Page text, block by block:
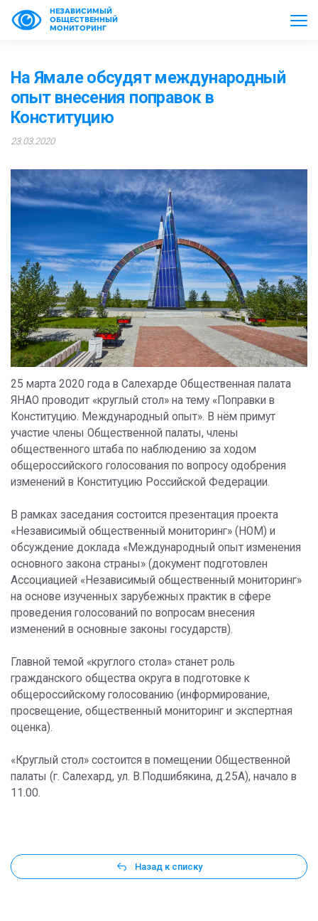
НЕЗАВИСИМЫЙ
ОБЩЕСТВЕННЫЙ
МОНИТОРИНГ
На Ямале обсудят международный
опыт внесения поправок в
Конституцию
23.03.2020
25 марта 2020 года в Салехарде Общественная палата
ЯНАО проводит «круглый стол» на тему «Поправки в
Конституцию. Международный опыт». В нём примут
участие члены Общественной палаты, члены
общественного штаба по наблюдению за ходом
общероссийского голосования по вопросу одобрения
изменений в Конституцию Российской Федерации.
В рамках заседания состоится презентация проекта
«Независимый общественный мониторинг» (НОМ) и
обсуждение доклада «Международный опыт изменения
основного закона страны» (документ подготовлен
Ассоциацией «Независимый общественный мониторинг»
на основе изученных зарубежных практик в сфере
проведения голосований по вопросам внесения
изменений в основные законы государств).
Главной темой «круглого стола» станет роль
гражданского общества округа в подготовке к
общероссийскому голосованию (информирование,
просвещение, общественный мониторинг и экспертная
оценка).
«Круглый стол» состоится в помещении Общественной
палаты (г. Салехард, ул. В.Подшибякина, д.25А), начало в
11.00.
Назад к списку